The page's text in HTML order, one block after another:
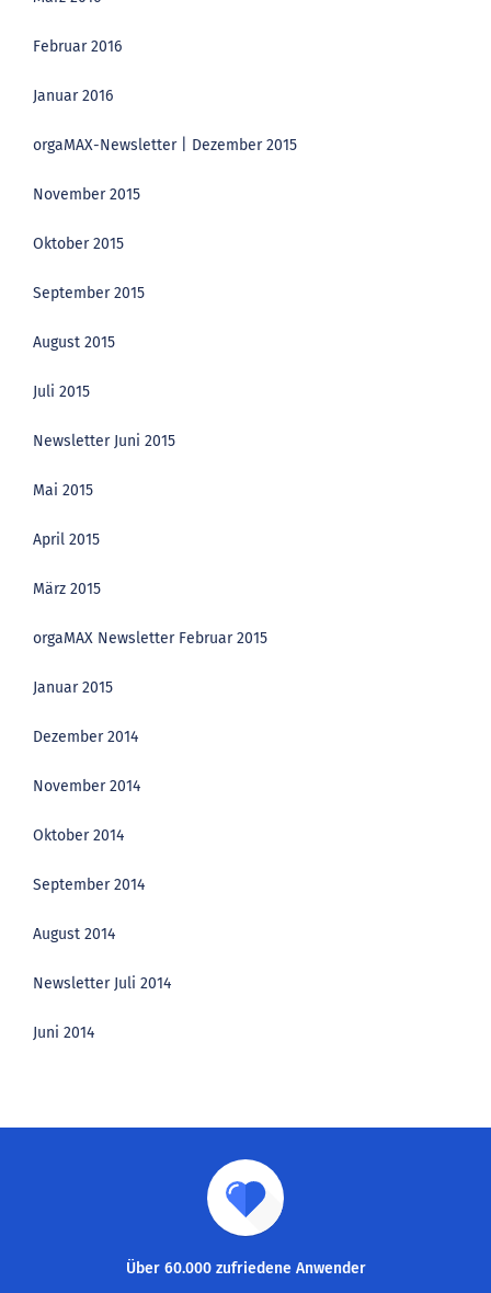
Februar 2016
Januar 2016
orgaMAX-Newsletter | Dezember 2015
November 2015
Oktober 2015
September 2015
August 2015
Juli 2015
Newsletter Juni 2015
Mai 2015
April 2015
März 2015
orgaMAX Newsletter Februar 2015
Januar 2015
Dezember 2014
November 2014
Oktober 2014
September 2014
August 2014
Newsletter Juli 2014
Juni 2014
Über 60.000 zufriedene Anwender